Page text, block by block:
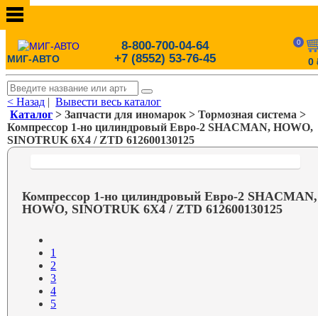
МИГ-АВТО
8-800-700-04-64
+7 (8552) 53-76-45
0
0
< Назад |Вывести весь каталог
Каталог > Запчасти для иномарок > Тормозная система >
Компрессор 1-но цилиндровый Евро-2 SHACMAN, HOWO,
SINOTRUK 6X4 / ZTD 612600130125
Компрессор 1-но цилиндровый Евро-2 SHACMAN,
HOWO, SINOTRUK 6X4 / ZTD 612600130125
1
2
3
4
5